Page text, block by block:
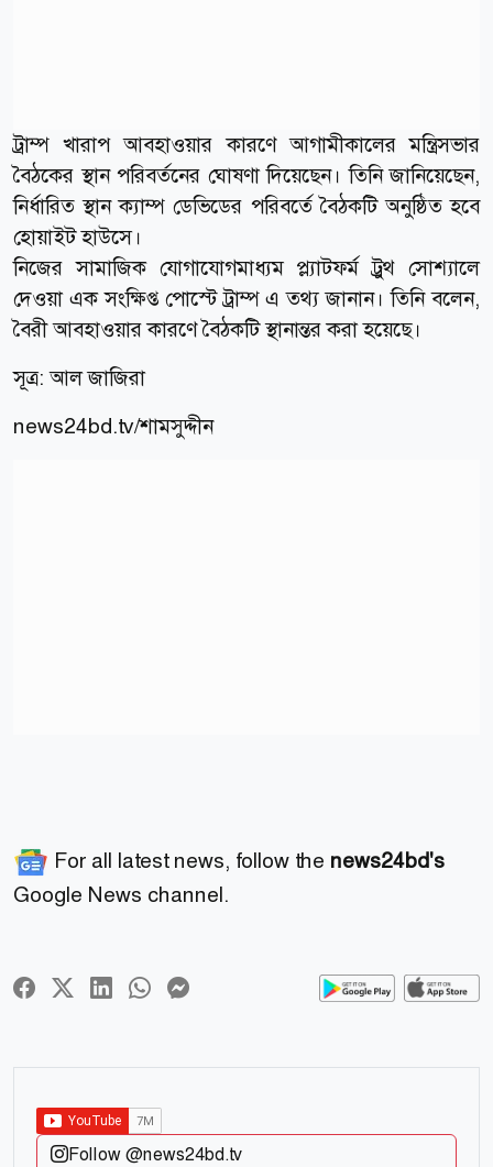
ট্রাম্প খারাপ আবহাওয়ার কারণে আগামীকালের মন্ত্রিসভার
বৈঠকের স্থান পরিবর্তনের ঘোষণা দিয়েছেন। তিনি জানিয়েছেন,
নির্ধারিত স্থান ক্যাম্প ডেভিডের পরিবর্তে বৈঠকটি অনুষ্ঠিত হবে
হোয়াইট হাউসে।
নিজের সামাজিক যোগাযোগমাধ্যম প্ল্যাটফর্ম ট্রুথ সোশ্যালে
দেওয়া এক সংক্ষিপ্ত পোস্টে ট্রাম্প এ তথ্য জানান। তিনি বলেন,
বৈরী আবহাওয়ার কারণে বৈঠকটি স্থানান্তর করা হয়েছে।
সূত্র:আল জাজিরা
news24bd.tv/শামসুদ্দীন
For all latest news, follow the news24bd's
Google News channel.
Follow @news24bd.tv